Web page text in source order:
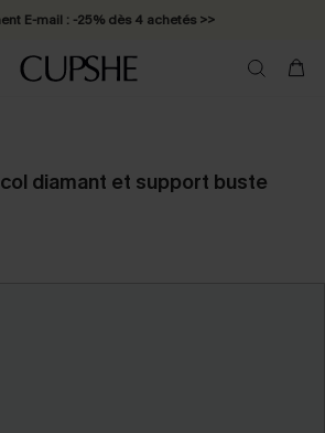
E-mail : -25% dès 4 achetés >>
diamant et support buste